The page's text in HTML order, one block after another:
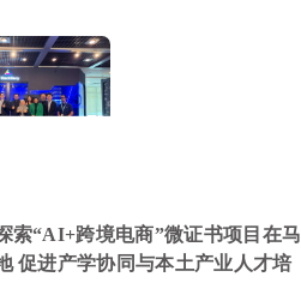
索“AI+跨境电商”微证书项目在马
促进产学协同与本土产业人才培